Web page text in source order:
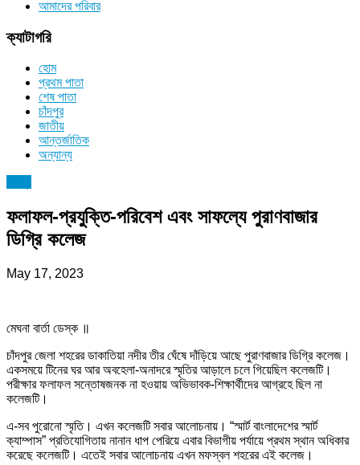
আমাদের পরিবার
ক্যাটাগরি
হোম
প্রথম পাতা
শেষ পাতা
চাঁদপুর
জাতীয়
আন্তর্জাতিক
অন্যান্য
ফলাফল-প্রযুক্তি-পরিবেশ এবং সাফল্যে পুরাণবাজার
ডিগ্রি কলেজ
May 17, 2023
মেঘনা বার্তা ডেস্ক ॥
চাঁদপুর জেলা শহরের ডাকাতিয়া নদীর তীর ঘেঁষে দাঁড়িয়ে আছে পুরাণবাজার ডিগ্রি কলেজ।
একসময়ে টিনের ঘর আর অবহেলা-অনাদরে স্মৃতির আড়ালে চলে গিয়েছিল কলেজটি।
পরীক্ষার ফলাফল সন্তোষজনক না হওয়ায় অভিভাবক-শিক্ষার্থীদের আগ্রহে ছিল না
কলেজটি।
এ-সব পুরোনো স্মৃতি। এখন কলেজটি সবার আলোচনায়। “স্মার্ট বাংলাদেশের স্মার্ট
ক্যাম্পাস” প্রতিযোগিতায় নানান ধাপ পেরিয়ে এবার বিভাগীয় পর্যায়ে প্রথম স্থান অধিকার
করেছে কলেজটি। এতেই সবার আলোচনায় এখন মফস্বল শহরের এই কলেজ।